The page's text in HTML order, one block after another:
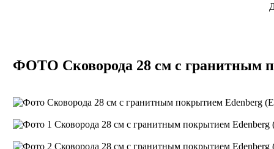
ФОТО Сковорода 28 см с гранитным